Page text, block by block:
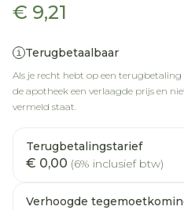
€ 9,21
Terugbetaalbaar
Als je recht hebt op een
de apotheek een verlaagde prijs en
vermeld staat.
Terugbetalingstarief
€ 0,00 (6% inclusief btw)
Verhoogde